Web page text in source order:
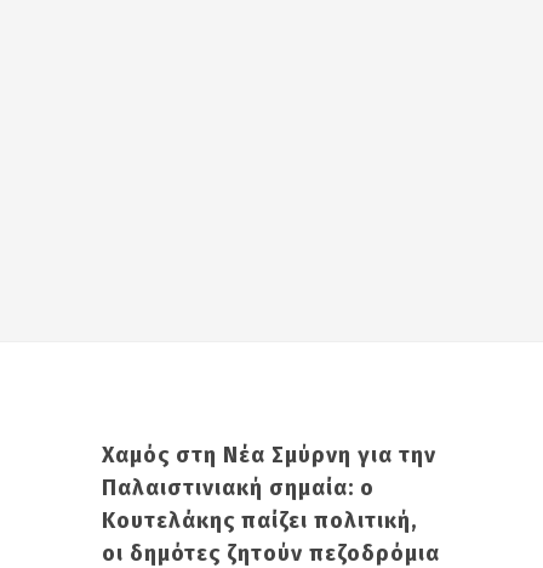
Χαμός στη Νέα Σμύρνη για την
Παλαιστινιακή σημαία: ο
Κουτελάκης παίζει πολιτική,
οι δημότες ζητούν πεζοδρόμια